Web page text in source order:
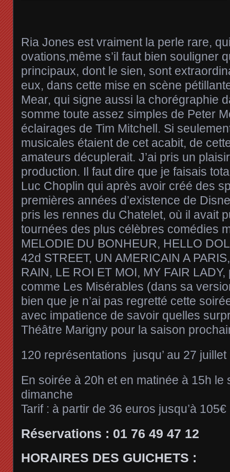
Ria Jones est vraiment la perle rare,
ovations,même s’il faut bien souligner
principaux, dont le sien, sont
eux, dans cette mise en scène
Mear, qui signe aussi la chorégraphie
somme toute assez simples de Peter
éclairages de Tim Mitchell. Si
musicales étaient de cet acabit, de
amateurs décuplerait. J’ai pris un
production. Il faut dire que je faisais
Luc Choplin qui après avoir créé des
premières années d’existence de
pris les rennes du Chatelet, où il avait
tournées des plus célèbres comédies
MELODIE DU BONHEUR, HELLO
42d STREET, UN AMERICAIN A
RAIN, LE ROI ET MOI, MY FAIR LADY,
comme Les Misérables (dans sa
bien que je n’ai pas regretté cette
avec impatience de savoir quelles
Théâtre Marigny pour la saison
120 représentations jusqu’ au 27 juillet
En soirée à 20h et en matinée à 15h le
dimanche
Tarif : à partir de 36 euros jusqu’à
Réservations : 01 76 49 47 12
HORAIRES DES GUICHETS :